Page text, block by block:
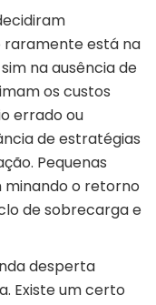
está na
na ausência de
os custos
errado ou
de estratégias
Pequenas
minando o retorno
de sobrecarga e
desperta
Existe um certo